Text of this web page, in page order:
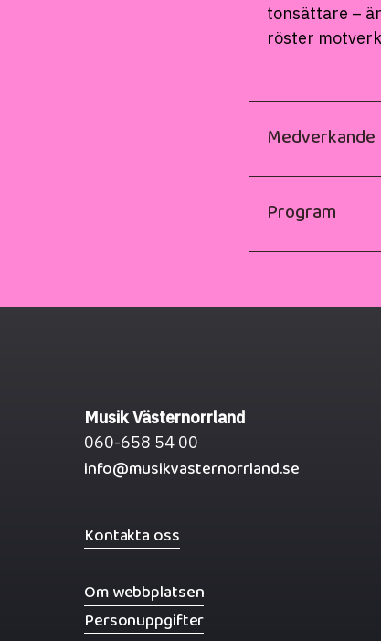
tonsättare –
röster
Medverkande
Program
Musik Västernorrland
060-658 54 00
info@musikvasternorrland.se
Kontakta oss
Om webbplatsen
Personuppgifter